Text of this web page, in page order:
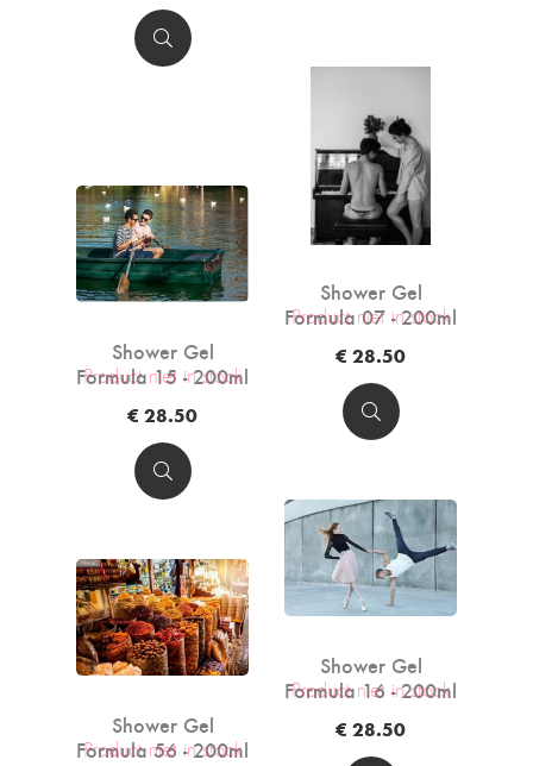
Shower Gel
Formula 07 - 200ml
€ 28.50
Product niet in stock
Shower Gel
Formula 15 - 200ml
€ 28.50
Product niet in stock
Shower Gel
Formula 16 - 200ml
€ 28.50
Product niet in stock
Shower Gel
Formula 56 - 200ml
Product niet in stock